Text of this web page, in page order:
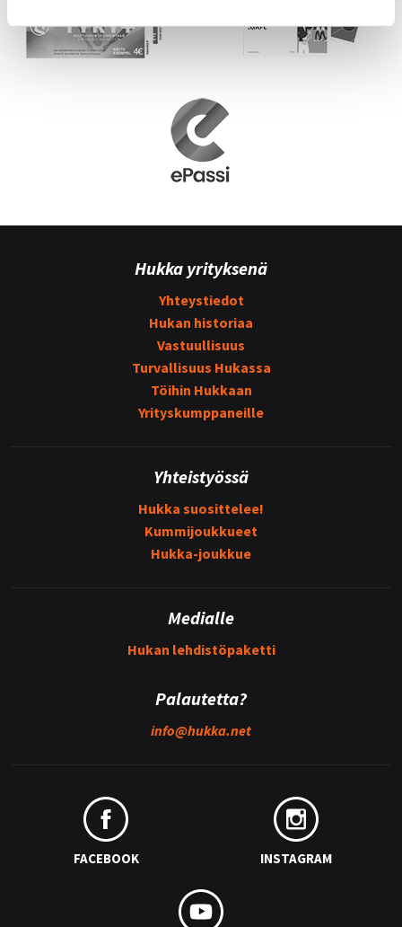
Hukka yrityksenä
Yhteystiedot
Hukan historiaa
Vastuullisuus
Turvallisuus Hukassa
Töihin Hukkaan
Yrityskumppaneille
Yhteistyössä
Hukka suosittelee!
Kummijoukkueet
Hukka-joukkue
Medialle
Hukan lehdistöpaketti
Palautetta?
info@hukka.net
FACEBOOK INSTAGRAM